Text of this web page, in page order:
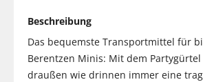
Beschreibung
Das bequemste Transportmittel für
Berentzen Minis: Mit dem
draußen wie drinnen immer eine